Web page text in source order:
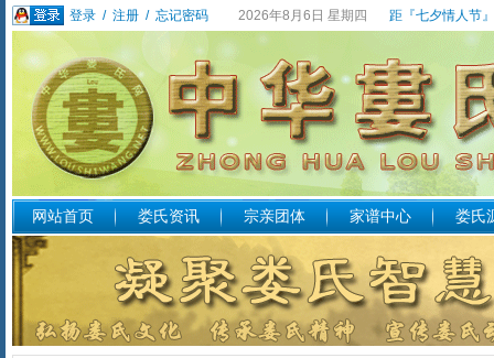
登录/ 注册/ 忘记密码 2026年8月6日 星期四 距『七夕情人节
网站首页 娄氏资讯 宗亲团体 家谱中心 娄氏